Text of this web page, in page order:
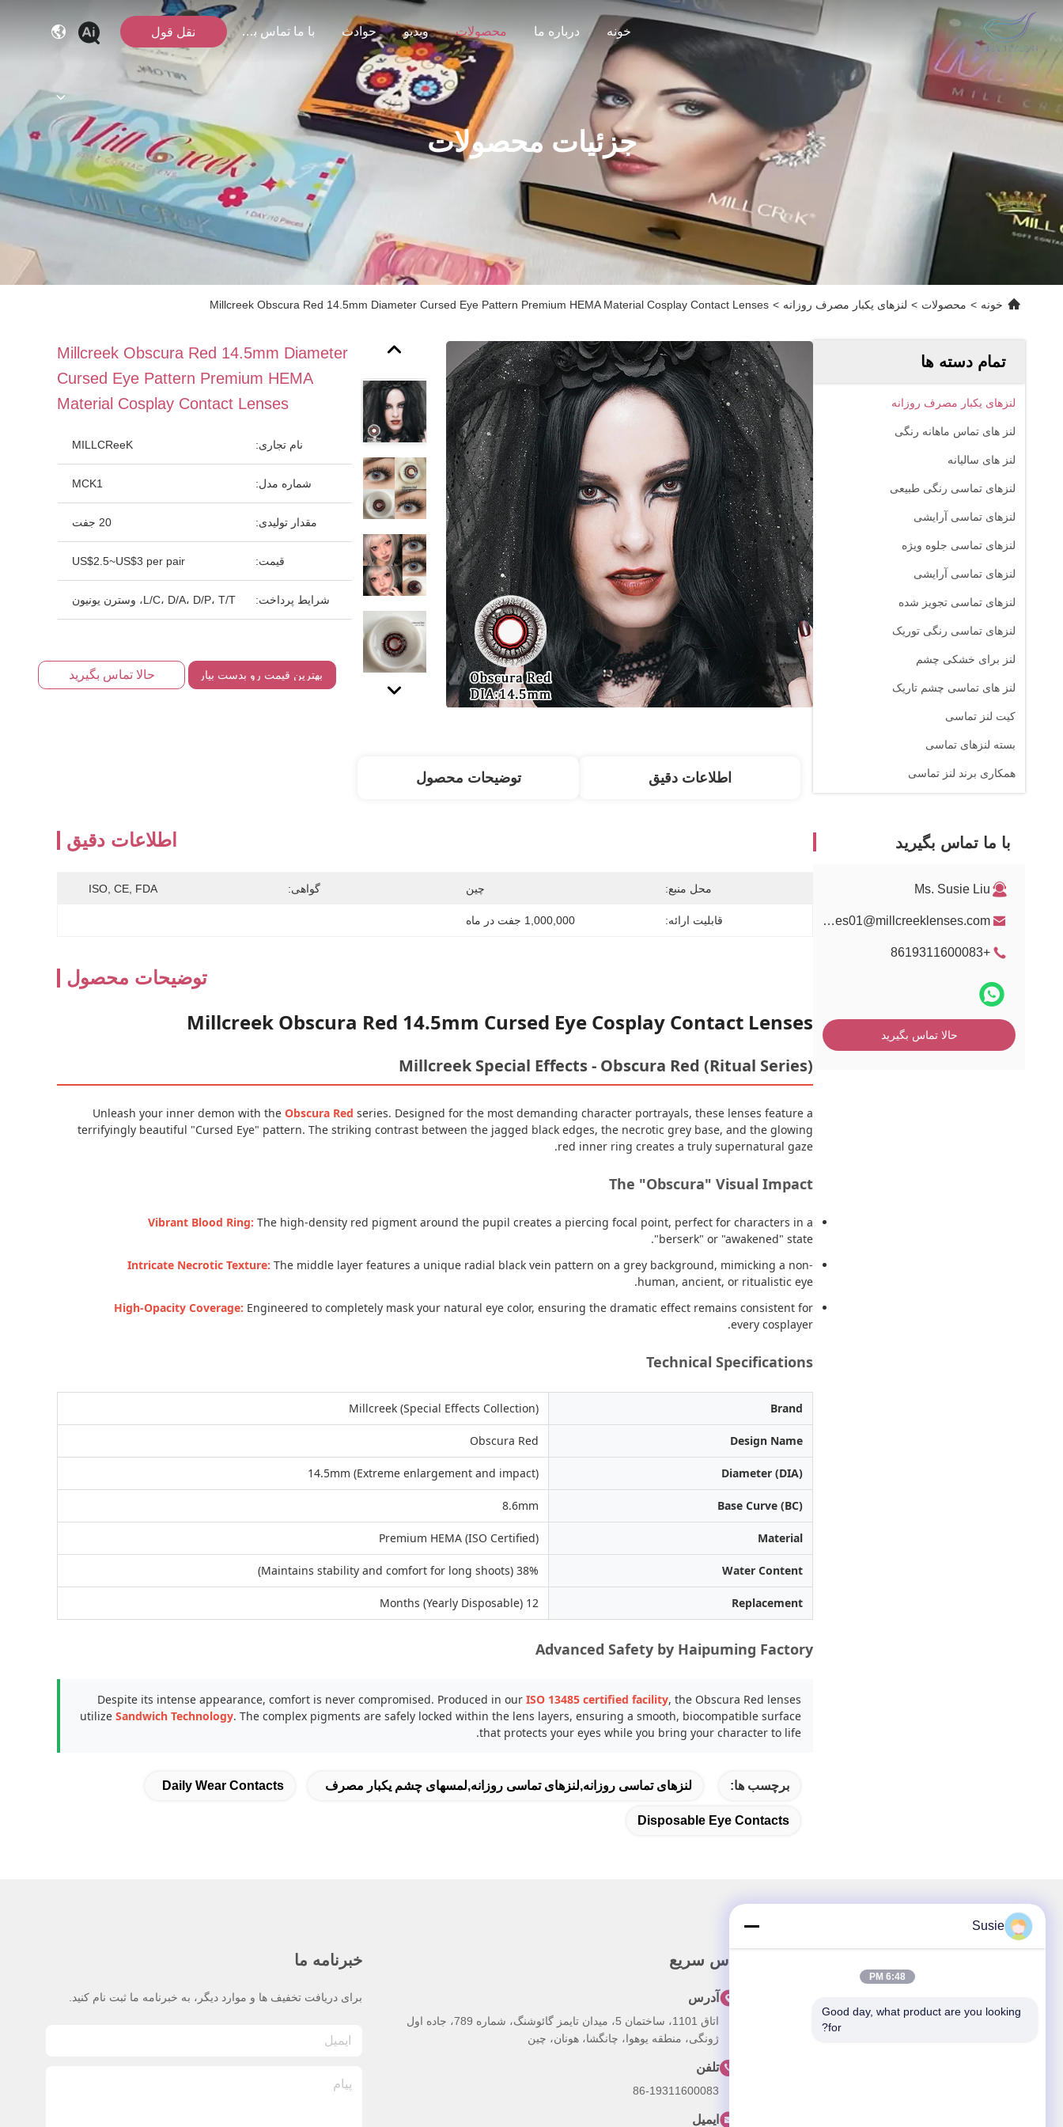
خونه درباره ما محصولات ویدیو حوادث با ما تماس بگیرید نقل قول
جزئیات محصولات
خونه > محصولات > لنزهای یکبار مصرف روزانه >
Millcreek Obscura Red 14.5mm Diameter Cursed Eye Pattern Premium HEMA Material Cosplay Contact Lenses
تمام دسته ها
لنزهای یکبار مصرف روزانه
لنز های تماس ماهانه رنگی
لنز های سالیانه
لنزهای تماسی رنگی طبیعی
لنزهای تماسی آرایشی
لنزهای تماسی جلوه ویژه
لنزهای تماسی آرایشی
لنزهای تماسی تجویز شده
لنزهای تماسی رنگی توریک
لنز برای خشکی چشم
لنز های تماسی چشم تاریک
کیت لنز تماسی
بسته لنزهای تماسی
همکاری برند لنز تماسی
با ما تماس بگیرید
Ms. Susie Liu
sales01@millcreeklenses.com
+8619311600083
حالا تماس بگیرید
Millcreek Obscura Red 14.5mm Diameter
Cursed Eye Pattern Premium HEMA
Material Cosplay Contact Lenses
نام تجاری: MILLCReeK
شماره مدل: MCK1
مقدار تولیدی: 20 جفت
قیمت: US$2.5~US$3 per pair
شرایط پرداخت: L/C، D/A، D/P، T/T، وسترن یونیون
بهترین قیمت رو بدست بیار حالا تماس بگیرید
اطلاعات دقیق توضیحات محصول
اطلاعات دقیق
محل منبع: چین گواهی: ISO, CE, FDA
قابلیت ارائه: 1,000,000 جفت در ماه
توضیحات محصول
Millcreek Obscura Red 14.5mm Cursed Eye Cosplay Contact Lenses
Millcreek Special Effects - Obscura Red (Ritual Series)
Unleash your inner demon with the Obscura Red series. Designed for the most demanding character portrayals, these lenses feature a
terrifyingly beautiful "Cursed Eye" pattern. The striking contrast between the jagged black edges, the necrotic grey base, and the glowing
red inner ring creates a truly supernatural gaze.
The "Obscura" Visual Impact
Vibrant Blood Ring: The high-density red pigment around the pupil creates a piercing focal point, perfect for characters in a
"berserk" or "awakened" state.
Intricate Necrotic Texture: The middle layer features a unique radial black vein pattern on a grey background, mimicking a non-
human, ancient, or ritualistic eye.
High-Opacity Coverage: Engineered to completely mask your natural eye color, ensuring the dramatic effect remains consistent for
every cosplayer.
Technical Specifications
Brand
Millcreek (Special Effects Collection)
Design Name
Obscura Red
Diameter (DIA)
14.5mm (Extreme enlargement and impact)
Base Curve (BC)
8.6mm
Material
Premium HEMA (ISO Certified)
Water Content
38% (Maintains stability and comfort for long shoots)
Replacement
12 Months (Yearly Disposable)
Advanced Safety by Haipuming Factory
Despite its intense appearance, comfort is never compromised. Produced in our ISO 13485 certified facility, the Obscura Red lenses
utilize Sandwich Technology. The complex pigments are safely locked within the lens layers, ensuring a smooth, biocompatible surface
that protects your eyes while you bring your character to life.
برچسب ها: لنزهای تماسی روزانه,لنزهای تماسی روزانه,لمسهای چشم یکبار مصرف Daily Wear Contacts
Disposable Eye Contacts
تماس سریع
آدرس
اتاق 1101، ساختمان 5، میدان تایمز گائوشنگ، شماره 789، جاده اول
ژونگی، منطقه یوهوا، چانگشا، هونان، چین
تلفن
86-19311600083
ایمیل
خبرنامه ما
برای دریافت تخفیف ها و موارد دیگر، به خبرنامه ما ثبت نام کنید.
Susie
6:48 PM
Good day, what product are you looking
for?